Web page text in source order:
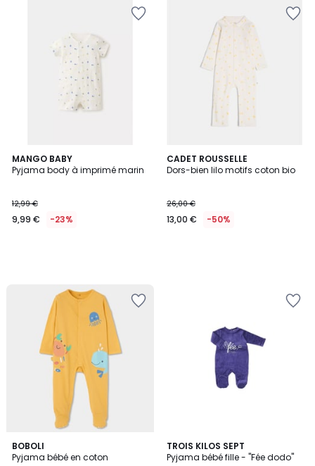
MANGO BABY
Pyjama body à imprimé marin
12,99 €
9,99 € -23%
CADET ROUSSELLE
Dors-bien lilo motifs coton bio
26,00 €
13,00 € -50%
BOBOLI
Pyjama bébé en coton
TROIS KILOS SEPT
Pyjama bébé fille - "Fée dodo"
4,7
/ 5